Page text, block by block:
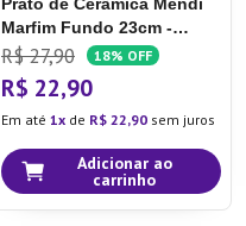
Marfim Fundo 23cm -
Oxford
R$ 27,90 18% OFF
R$ 22,90
Em até 1 de R$ 22,90 sem juros
Adicionar ao
carrinho